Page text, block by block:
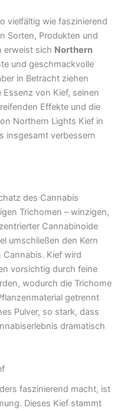
vielfältig wie faszinierend
Sorten, Produkten und
erweist sich Northern
und geschmackvolle
in Betracht ziehen
Essenz von Kief, seinen
Effekte und die
Northern Lights Kief in
insgesamt verbessern
des Cannabis
Trichomen – winzigen,
Cannabinoide
umschließen den Kern
Kief wird
vorsichtig durch feine
wodurch die Trichome
getrennt
Pulver, so stark, dass
dramatisch
faszinierend macht, ist
Dieses Kief stammt